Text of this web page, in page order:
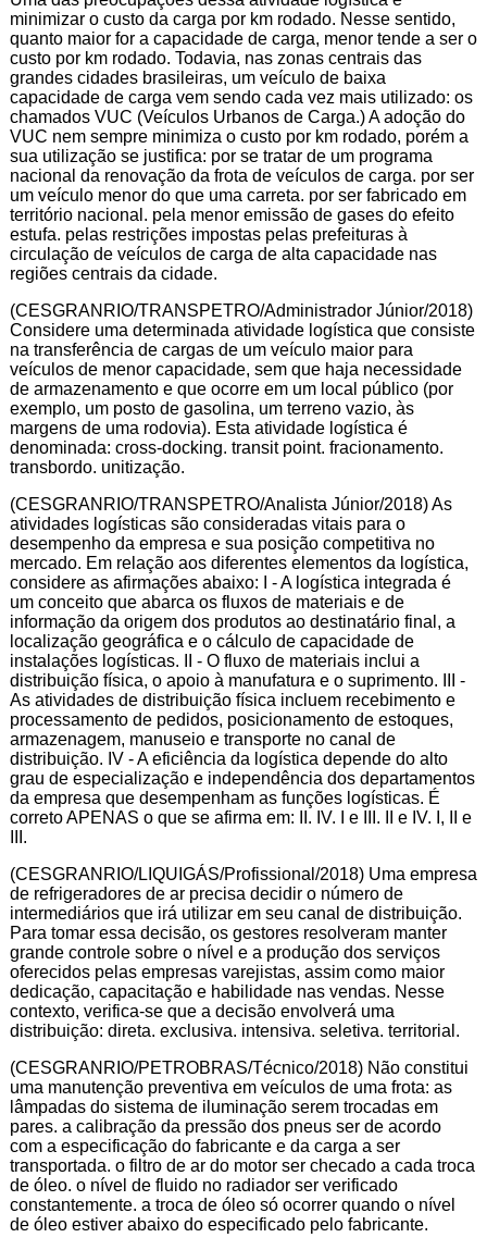
minimizar o custo da carga por km rodado. Nesse sentido,
quanto maior for a capacidade de carga, menor tende a ser o
custo por km rodado. Todavia, nas zonas centrais das
grandes cidades brasileiras, um veículo de baixa
capacidade de carga vem sendo cada vez mais utilizado: os
chamados VUC (Veículos Urbanos de Carga.) A adoção do
VUC nem sempre minimiza o custo por km rodado, porém a
sua utilização se justifica: por se tratar de um programa
nacional da renovação da frota de veículos de carga. por ser
um veículo menor do que uma carreta. por ser fabricado em
território nacional. pela menor emissão de gases do efeito
estufa. pelas restrições impostas pelas prefeituras à
circulação de veículos de carga de alta capacidade nas
regiões centrais da cidade.
(CESGRANRIO/TRANSPETRO/Administrador Júnior/2018)
Considere uma determinada atividade logística que consiste
na transferência de cargas de um veículo maior para
veículos de menor capacidade, sem que haja necessidade
de armazenamento e que ocorre em um local público (por
exemplo, um posto de gasolina, um terreno vazio, às
margens de uma rodovia). Esta atividade logística é
denominada: cross-docking. transit point. fracionamento.
transbordo. unitização.
(CESGRANRIO/TRANSPETRO/Analista Júnior/2018) As
atividades logísticas são consideradas vitais para o
desempenho da empresa e sua posição competitiva no
mercado. Em relação aos diferentes elementos da logística,
considere as afirmações abaixo: I - A logística integrada é
um conceito que abarca os fluxos de materiais e de
informação da origem dos produtos ao destinatário final, a
localização geográfica e o cálculo de capacidade de
instalações logísticas. II - O fluxo de materiais inclui a
distribuição física, o apoio à manufatura e o suprimento. III -
As atividades de distribuição física incluem recebimento e
processamento de pedidos, posicionamento de estoques,
armazenagem, manuseio e transporte no canal de
distribuição. IV - A eficiência da logística depende do alto
grau de especialização e independência dos departamentos
da empresa que desempenham as funções logísticas. É
correto APENAS o que se afirma em: II. IV. I e III. II e IV. I, II e
III.
(CESGRANRIO/LIQUIGÁS/Profissional/2018) Uma empresa
de refrigeradores de ar precisa decidir o número de
intermediários que irá utilizar em seu canal de distribuição.
Para tomar essa decisão, os gestores resolveram manter
grande controle sobre o nível e a produção dos serviços
oferecidos pelas empresas varejistas, assim como maior
dedicação, capacitação e habilidade nas vendas. Nesse
contexto, verifica-se que a decisão envolverá uma
distribuição: direta. exclusiva. intensiva. seletiva. territorial.
(CESGRANRIO/PETROBRAS/Técnico/2018) Não constitui
uma manutenção preventiva em veículos de uma frota: as
lâmpadas do sistema de iluminação serem trocadas em
pares. a calibração da pressão dos pneus ser de acordo
com a especificação do fabricante e da carga a ser
transportada. o filtro de ar do motor ser checado a cada troca
de óleo. o nível de fluido no radiador ser verificado
constantemente. a troca de óleo só ocorrer quando o nível
de óleo estiver abaixo do especificado pelo fabricante.